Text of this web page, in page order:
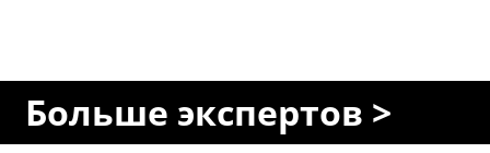
Больше экспертов >